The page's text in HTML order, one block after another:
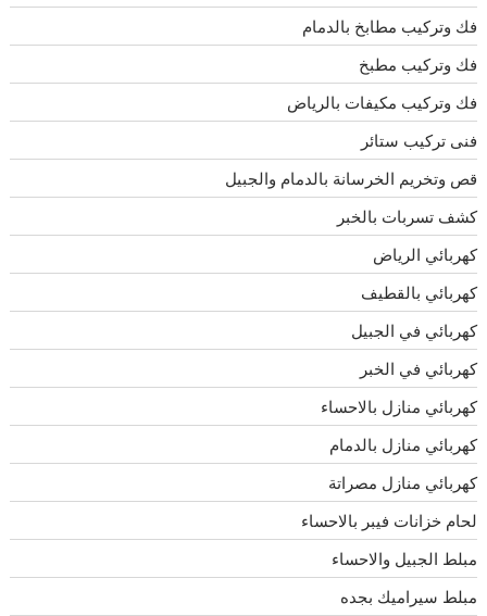
فك وتركيب مطابخ بالدمام
فك وتركيب مطبخ
فك وتركيب مكيفات بالرياض
فنى تركيب ستائر
قص وتخريم الخرسانة بالدمام والجبيل
كشف تسربات بالخبر
كهربائي الرياض
كهربائي بالقطيف
كهربائي في الجبيل
كهربائي في الخبر
كهربائي منازل بالاحساء
كهربائي منازل بالدمام
كهربائي منازل مصراتة
لحام خزانات فيبر بالاحساء
مبلط الجبيل والاحساء
مبلط سيراميك بجده